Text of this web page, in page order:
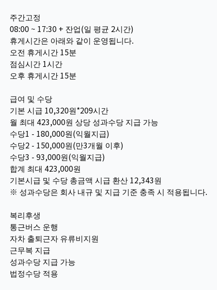
주간고정
08:00 ~ 17:30 + 잔업(일 평균 2시간)
휴게시간은 아래와 같이 운영됩니다.
오전 휴게시간 15분
점심시간 1시간
오후 휴게시간 15분
급여 및 수당
기본 시급 10,320원*209시간
월 최대 423,000원 상당 성과수당 지급 가능
수당1 - 180,000원(익월지급)
수당2 - 150,000원(만3개월 이후)
수당3 - 93,000원(익월지급)
합계 최대 423,000원
기본시급 및 수당 총금액 시급 환산 12,343원
※ 성과수당은 회사 내규 및 지급 기준 충족 시 적용됩니다.
복리후생
통근버스 운행
자차 출퇴근자 유류비지원
근무복 지급
성과수당 지급 가능
법정수당 적용